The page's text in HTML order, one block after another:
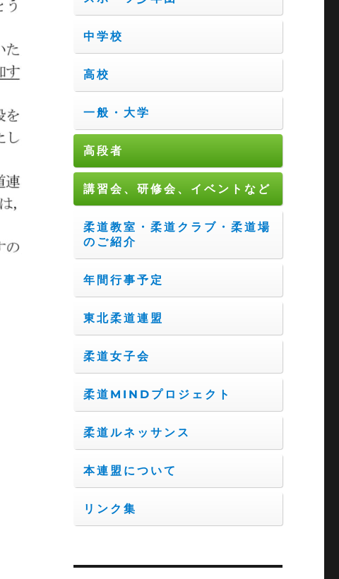
中学校
高校
一般・大学
高段者
講習会、研修会、イベントなど
柔道教室・柔道クラブ・柔道場
のご紹介
年間行事予定
東北柔道連盟
柔道女子会
柔道MINDプロジェクト
柔道ルネッサンス
本連盟について
リンク集